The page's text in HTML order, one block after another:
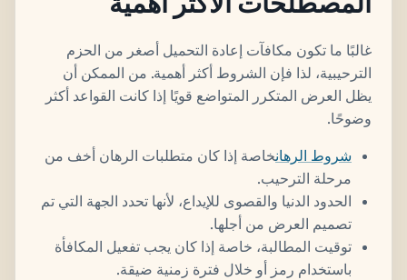
غالبًا ما تكون مكافآت إعادة التحميل أصغر من الحزم
الترحيبية، لذا فإن الشروط أكثر أهمية. من الممكن أن
يظل العرض المتكرر المتواضع قويًا إذا كانت القواعد أكثر
وضوحًا.
شروط الرهانخاصة إذا كان متطلبات الرهان أخف من
مرحلة الترحيب.
الحدود الدنيا والقصوى للإيداع، لأنها تحدد الجهة التي تم
تصميم العرض من أجلها.
توقيت المطالبة، خاصة إذا كان يجب تفعيل المكافأة
باستخدام رمز أو خلال فترة زمنية ضيقة.